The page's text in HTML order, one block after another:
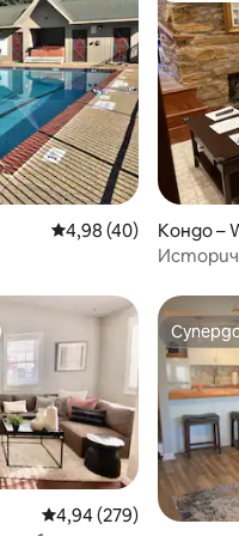
Средна оценка: 4,98
4,98 (40)
Кондо –
гостите
Средна оценка: 4,94
4,94 (279)